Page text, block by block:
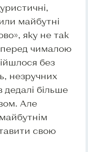
майбутні
яку не так
перед чималою
без
незручних
дедалі більше
Але
свою